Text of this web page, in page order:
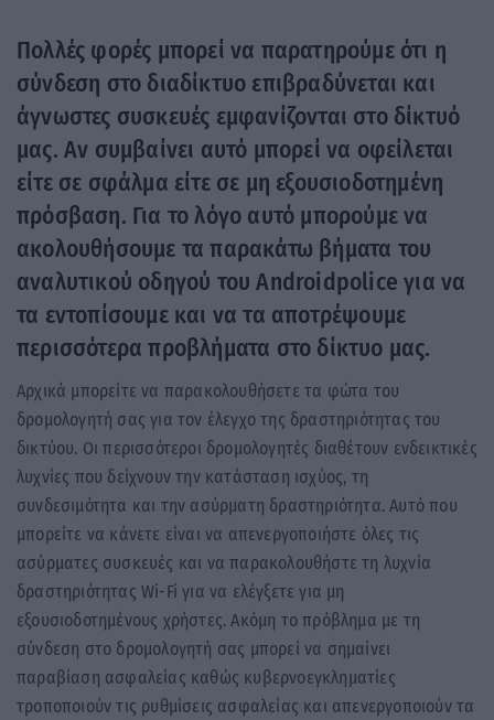
Πολλές φορές μπορεί να παρατηρούμε ότι η
σύνδεση στο διαδίκτυο επιβραδύνεται και
άγνωστες συσκευές εμφανίζονται στο δίκτυό
μας. Αν συμβαίνει αυτό μπορεί να οφείλεται
είτε σε σφάλμα είτε σε μη εξουσιοδοτημένη
πρόσβαση. Για το λόγο αυτό μπορούμε να
ακολουθήσουμε τα παρακάτω βήματα του
αναλυτικού οδηγού του Androidpolice για να
τα εντοπίσουμε και να τα αποτρέψουμε
περισσότερα προβλήματα στο δίκτυο μας.
Αρχικά μπορείτε να παρακολουθήσετε τα φώτα του
δρομολογητή σας για τον έλεγχο της δραστηριότητας του
δικτύου. Οι περισσότεροι δρομολογητές διαθέτουν ενδεικτικές
λυχνίες που δείχνουν την κατάσταση ισχύος, τη
συνδεσιμότητα και την ασύρματη δραστηριότητα. Αυτό που
μπορείτε να κάνετε είναι να απενεργοποιήστε όλες τις
ασύρματες συσκευές και να παρακολουθήστε τη λυχνία
δραστηριότητας Wi-Fi για να ελέγξετε για μη
εξουσιοδοτημένους χρήστες. Ακόμη το πρόβλημα με τη
σύνδεση στο δρομολογητή σας μπορεί να σημαίνει
παραβίαση ασφαλείας καθώς κυβερνοεγκληματίες
τροποποιούν τις ρυθμίσεις ασφαλείας και απενεργοποιούν τα